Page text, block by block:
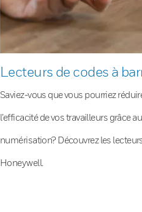
Lecteurs de codes à
Saviez-vous que vous pourriez
l’efficacité de vos travailleurs grâce
numérisation? Découvrez les
Honeywell.